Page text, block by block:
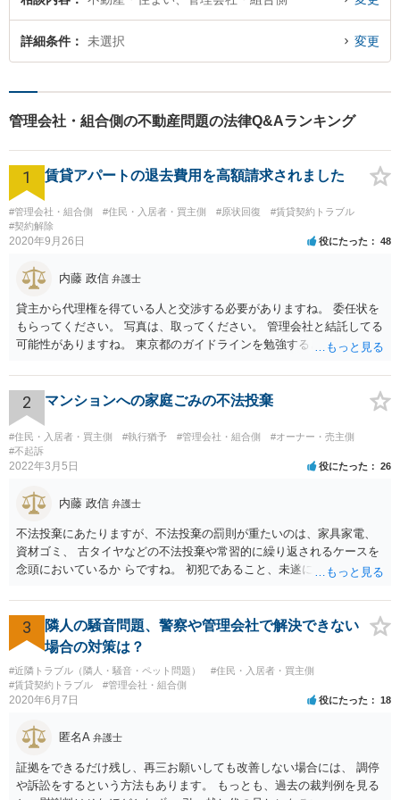
詳細条件 未選択 変更
管理会社・組合側の不動産問題の法律Q&Aランキング
1 賃貸アパートの退去費用を高額請求されました
#管理会社・組合側 #住民・入居者・買主側 #原状回復
#賃貸契約トラブル
#契約解除
2020年9月26日 役にたった 48
内藤 政信 弁護士
貸主から代理権を得ている人と交渉する必要がありますね。 委任状を
もらってください。 写真は、取ってください。 管理会社と結託してる
可能性がありますね。 東京都のガイドラインを勉強するといいでしょ
2 マンションへの家庭ごみの不法投棄
#住民・入居者・買主側 #執行猶予 #管理会社・組合側
#オーナー・売主側
#不起訴
2022年3月5日 役にたった 26
内藤 政信 弁護士
不法投棄にあたりますが、不法投棄の罰則が重たいのは、家具家電、
資材ゴミ、 古タイヤなどの不法投棄や常習的に繰り返されるケースを
念頭においているか らですね。 初犯であること、未遂に終わっている
ことはないでしょう。 様子見でいいでしょう。
3
隣人の騒音問題、警察や管理会社で解決できない
場合の対策は？
#近隣トラブル（隣人・騒音・ペット問題）
#住民・入居者・買主側
#賃貸契約トラブル
#管理会社・組合側
2020年6月7日 役にたった 18
匿名A 弁護士
証拠をできるだけ残し、再三お願いしても改善しない場合には、 調停
や訴訟をするという方法もあります。 もっとも、過去の裁判例を見る